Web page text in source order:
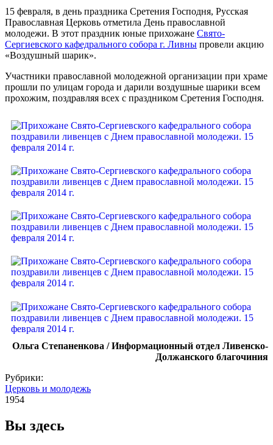
15 февраля, в день праздника Сретения Господня, Русская
Православная Церковь отметила День православной
молодежи. В этот праздник юные прихожане Свято-
Сергиевского кафедрального собора г. Ливны провели акцию
«Воздушный шарик».
Участники православной молодежной организации при храме
прошли по улицам города и дарили воздушные шарики всем
прохожим, поздравляя всех с праздником Сретения Господня.
Ольга Степаненкова / Информационный отдел Ливенско-
Должанского благочиния
Рубрики:
Церковь и молодежь
1954
Вы здесь